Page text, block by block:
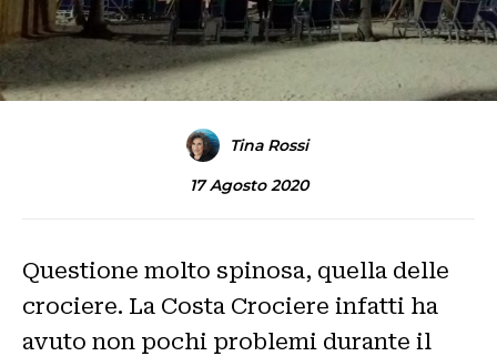
Tina Rossi
17 Agosto 2020
Questione molto spinosa, quella delle
crociere. La Costa Crociere infatti ha
avuto non pochi problemi durante il